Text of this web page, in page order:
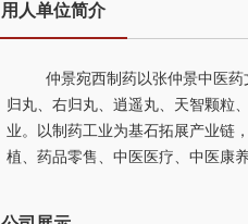
用人单位简介
仲景宛西制药以张仲景中医
归丸、右归丸、逍遥丸、天智颗粒
业。以制药工业为基石拓展产业链
植、药品零售、中医医疗、中医康